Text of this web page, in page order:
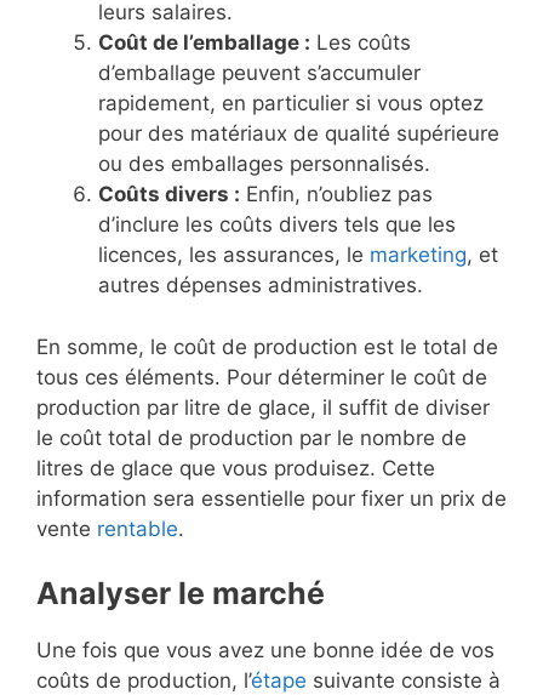
leurs salaires.
Coût de l’emballage : Les coûts
d’emballage peuvent s’accumuler
rapidement, en particulier si vous optez
pour des matériaux de qualité supérieure
ou des emballages personnalisés.
Coûts divers : Enfin, n’oubliez pas
d’inclure les coûts divers tels que les
licences, les assurances, le marketing, et
autres dépenses administratives.
En somme, le coût de production est le total de
tous ces éléments. Pour déterminer le coût de
production par litre de glace, il suffit de diviser
le coût total de production par le nombre de
litres de glace que vous produisez. Cette
information sera essentielle pour fixer un prix de
vente rentable.
Analyser le marché
Une fois que vous avez une bonne idée de vos
coûts de production, l’étape suivante consiste à